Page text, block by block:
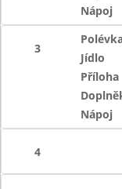
Nápoj
3
Jídlo
Příloha
Nápoj
4